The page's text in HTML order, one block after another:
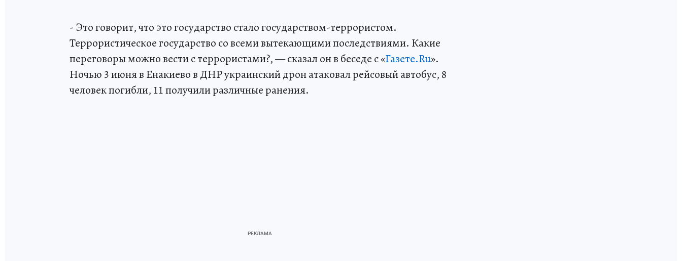
- Это говорит, что это государство стало государством-террористом.
Террористическое государство со всеми вытекающими последствиями. Какие
переговоры можно вести с террористами?, — сказал он в беседе с «Газете.Ru».
Ночью 3 июня в Енакиево в ДНР украинский дрон атаковал рейсовый автобус, 8
человек погибли, 11 получили различные ранения.